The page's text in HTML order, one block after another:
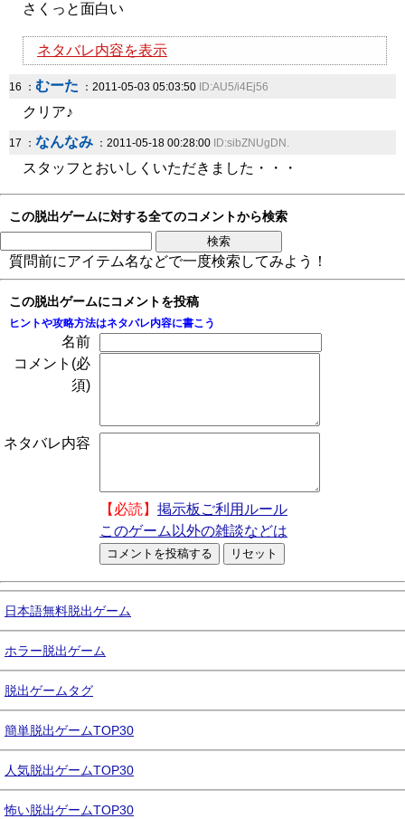
さくっと面白い
ネタバレ内容を表示
16 ： むーた ：2011-05-03 05:03:50 ID:AU5/i4Ej56
クリア♪
17 ： なんなみ ：2011-05-18 00:28:00 ID:sibZNUgDN.
スタッフとおいしくいただきました・・・
この脱出ゲームに対する全てのコメントから検索
質問前にアイテム名などで一度検索してみよう！
この脱出ゲームにコメントを投稿
ヒントや攻略方法はネタバレ内容に書こう
名前
コメント(必
須)
ネタバレ内容
【必読】 掲示板ご利用ルール
このゲーム以外の雑談などは
日本語無料脱出ゲーム
ホラー脱出ゲーム
脱出ゲームタグ
簡単脱出ゲームTOP30
人気脱出ゲームTOP30
怖い脱出ゲームTOP30